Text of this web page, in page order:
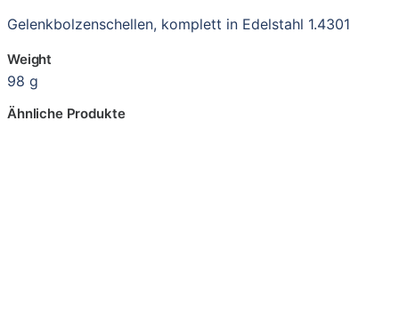
Gelenkbolzenschellen, komplett in Edelstahl 1.4301
Weight
98 g
Ähnliche Produkte